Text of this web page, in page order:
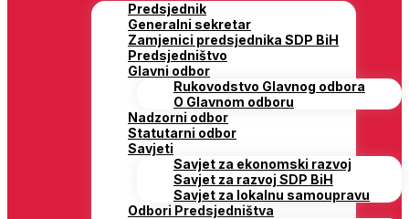
Predsjednik
Generalni sekretar
Zamjenici predsjednika SDP BiH
Predsjedništvo
Glavni odbor
Rukovodstvo Glavnog odbora
O Glavnom odboru
Nadzorni odbor
Statutarni odbor
Savjeti
Savjet za ekonomski razvoj
Savjet za razvoj SDP BiH
Savjet za lokalnu samoupravu
Odbori Predsjedništva